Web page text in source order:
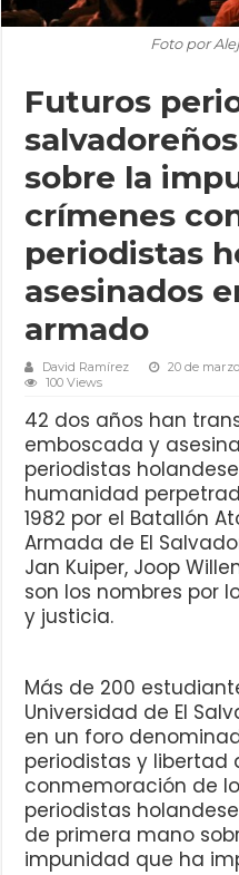
Foto por
Futuros
sobre la
crímenes
periodistas
asesinados
armado
David Ramírez 20 de
100 Views
42 dos años han
emboscada y
periodistas
humanidad
1982 por el Batallón
Armada de El
Jan Kuiper, Joop
son los nombres por
y justicia.
Más de 200
Universidad de El
en un foro
periodistas y libertad
conmemoración de
periodistas
de primera mano
impunidad que ha